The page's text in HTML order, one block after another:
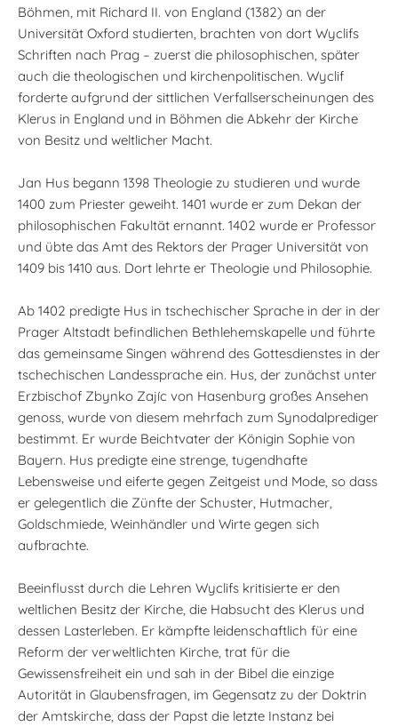
Böhmen, mit Richard II. von England (1382) an der
Universität Oxford studierten, brachten von dort Wyclifs
Schriften nach Prag – zuerst die philosophischen, später
auch die theologischen und kirchenpolitischen. Wyclif
forderte aufgrund der sittlichen Verfallserscheinungen des
Klerus in England und in Böhmen die Abkehr der Kirche
von Besitz und weltlicher Macht.
Jan Hus begann 1398 Theologie zu studieren und wurde
1400 zum Priester geweiht. 1401 wurde er zum Dekan der
philosophischen Fakultät ernannt. 1402 wurde er Professor
und übte das Amt des Rektors der Prager Universität von
1409 bis 1410 aus. Dort lehrte er Theologie und Philosophie.
Ab 1402 predigte Hus in tschechischer Sprache in der in der
Prager Altstadt befindlichen Bethlehemskapelle und führte
das gemeinsame Singen während des Gottesdienstes in der
tschechischen Landessprache ein. Hus, der zunächst unter
Erzbischof Zbynko Zajíc von Hasenburg großes Ansehen
genoss, wurde von diesem mehrfach zum Synodalprediger
bestimmt. Er wurde Beichtvater der Königin Sophie von
Bayern. Hus predigte eine strenge, tugendhafte
Lebensweise und eiferte gegen Zeitgeist und Mode, so dass
er gelegentlich die Zünfte der Schuster, Hutmacher,
Goldschmiede, Weinhändler und Wirte gegen sich
aufbrachte.
Beeinflusst durch die Lehren Wyclifs kritisierte er den
weltlichen Besitz der Kirche, die Habsucht des Klerus und
dessen Lasterleben. Er kämpfte leidenschaftlich für eine
Reform der verweltlichten Kirche, trat für die
Gewissensfreiheit ein und sah in der Bibel die einzige
Autorität in Glaubensfragen, im Gegensatz zu der Doktrin
der Amtskirche, dass der Papst die letzte Instanz bei